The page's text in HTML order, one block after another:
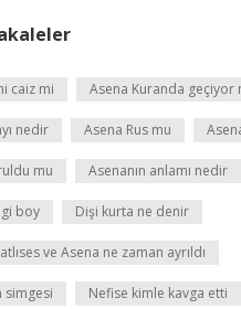
caiz mi Asena Kuranda geçiyor
nedir Asena Rus mu
mu Asenanın anlamı nedir
boy Dişi kurta ne denir
ve Asena ne zaman ayrıldı
simgesi Nefise kimle kavga etti